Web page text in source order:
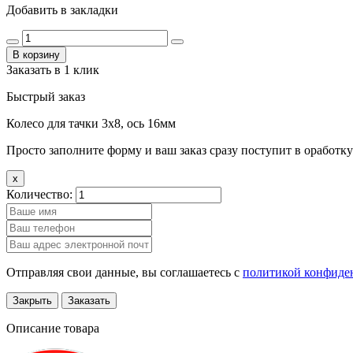
Добавить в закладки
В корзину
Заказать в 1 клик
Быстрый заказ
Колесо для тачки 3х8, ось 16мм
Просто заполните форму и ваш заказ сразу поступит в
x
Количество:
Отправляя свои данные, вы соглашаетесь с политикой
Закрыть Заказать
Описание товара